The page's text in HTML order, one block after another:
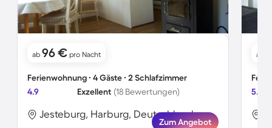
ab 96 € pro Nacht
Ferienwohnung ∙ 4 Gäste ∙ 2 Schlafzimmer
4.9
Exzellent (18 Bewertungen)
Jesteburg, Harburg, Deutschland
Zum Angebot
ab
5.0